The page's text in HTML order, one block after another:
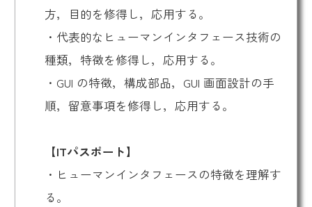
方，目的を修得し，応用する。
・代表的なヒューマンインタフェース技術の
種類，特徴を修得し，応用する。
・ GUI の特徴，構成部品， GUI 画面設計の手
順，留意事項を修得し，応用する。
【ITパスポート】
・ヒューマンインタフェースの特徴を理解す
る。